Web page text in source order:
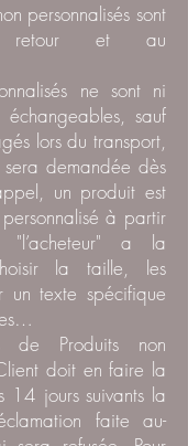
personnalisés sont
retour et au
ne sont ni
échangeables, sauf
lors du transport,
demandée dès
un produit est
à partir
a la
la taille, les
un texte spécifique
de Produits non
doit en faire la
14 jours suivants la
faite au-